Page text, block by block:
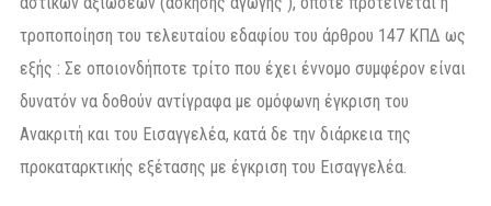
τροποποίηση του τελευταίου εδαφίου του άρθρου 147 ΚΠΔ ως
εξής : Σε οποιονδήποτε τρίτο που έχει έννομο συμφέρον είναι
δυνατόν να δοθούν αντίγραφα με ομόφωνη έγκριση του
Ανακριτή και του Εισαγγελέα, κατά δε την διάρκεια της
προκαταρκτικής εξέτασης με έγκριση του Εισαγγελέα.